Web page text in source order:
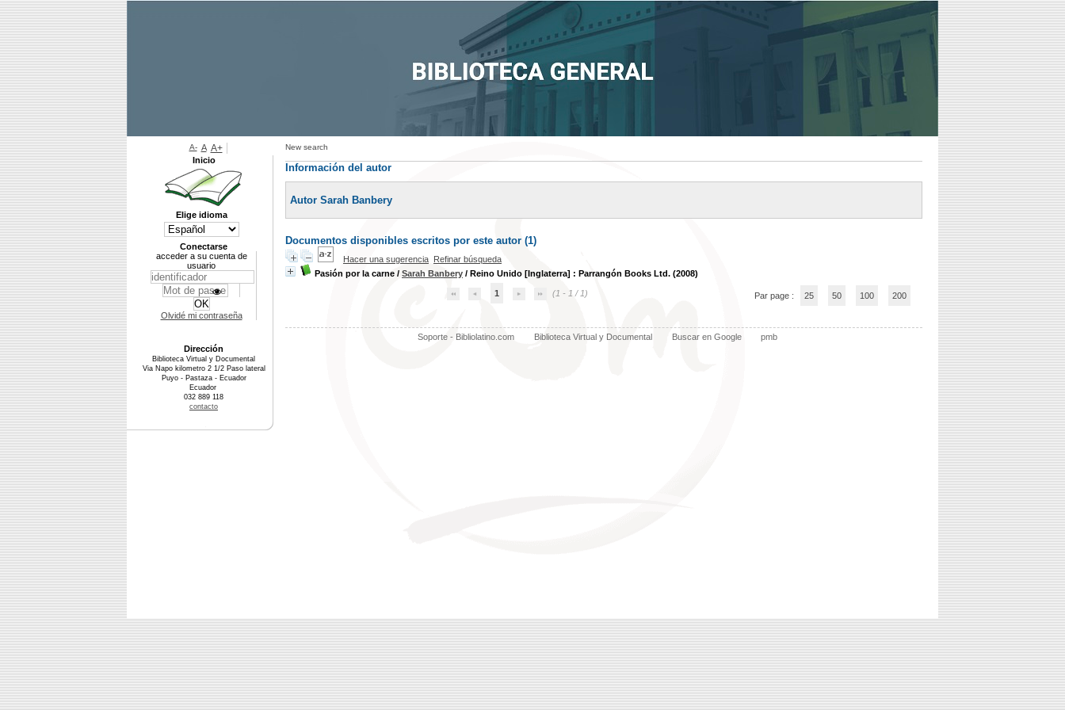
New search
Información del autor
Autor Sarah Banbery
Documentos disponibles escritos por este autor (1)
Hacer una sugerencia Refinar búsqueda
Pasión por la carne / Sarah Banbery / Reino Unido [Inglaterra] : Parrangón Books Ltd. (2008)
1 (1 - 1 / 1) Par page : 25 50 100 200
Soporte - Bibliolatino.com Biblioteca Virtual y Documental Buscar en Google pmb
A- A A+
Inicio
Elige idioma
Conectarse
acceder a su cuenta de
usuario
Olvidé mi contraseña
Dirección
Biblioteca Virtual y Documental
Via Napo kilometro 2 1/2 Paso lateral
Puyo - Pastaza - Ecuador
Ecuador
032 889 118
contacto